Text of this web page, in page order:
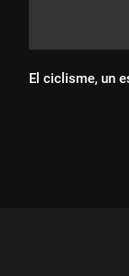
El ciclisme, un